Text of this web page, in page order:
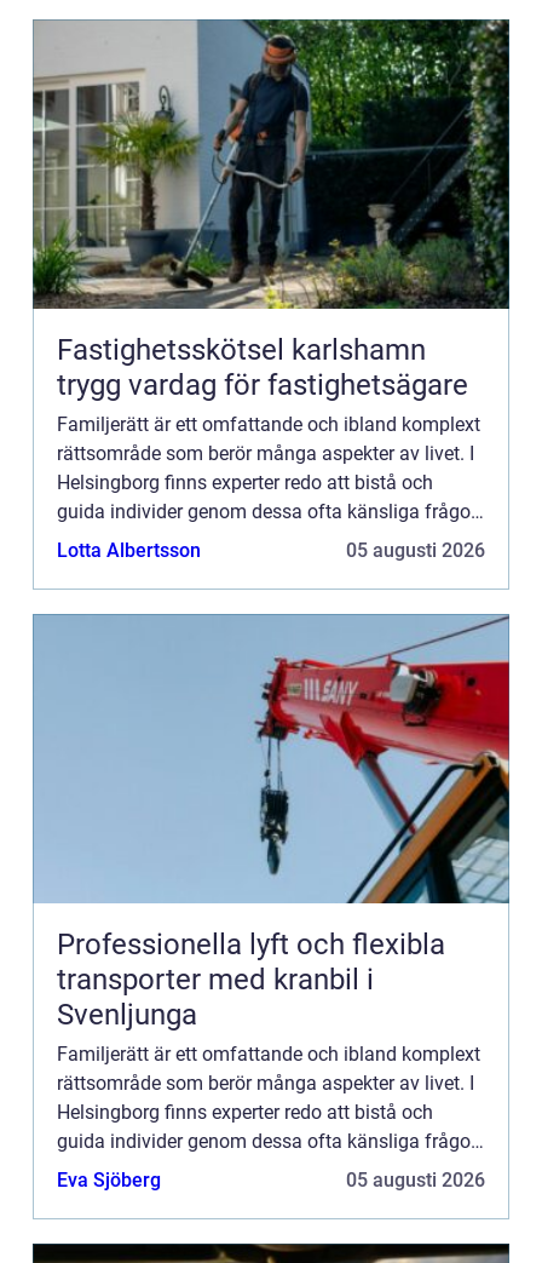
Fastighetsskötsel karlshamn
trygg vardag för fastighetsägare
Familjerätt är ett omfattande och ibland komplext
rättsområde som berör många aspekter av livet. I
Helsingborg finns experter redo att bistå och
guida individer genom dessa ofta känsliga frågor.
En del...
Lotta Albertsson 05 augusti 2026
Professionella lyft och flexibla
transporter med kranbil i
Svenljunga
Familjerätt är ett omfattande och ibland komplext
rättsområde som berör många aspekter av livet. I
Helsingborg finns experter redo att bistå och
guida individer genom dessa ofta känsliga frågor.
En del...
Eva Sjöberg 05 augusti 2026